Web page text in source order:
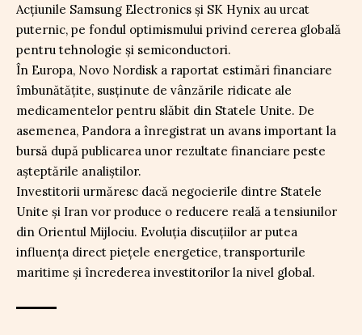
Acțiunile Samsung Electronics și SK Hynix au urcat
puternic, pe fondul optimismului privind cererea globală
pentru tehnologie și semiconductori.
În Europa, Novo Nordisk a raportat estimări financiare
îmbunătățite, susținute de vânzările ridicate ale
medicamentelor pentru slăbit din Statele Unite. De
asemenea, Pandora a înregistrat un avans important la
bursă după publicarea unor rezultate financiare peste
așteptările analiștilor.
Investitorii urmăresc dacă negocierile dintre Statele
Unite și Iran vor produce o reducere reală a tensiunilor
din Orientul Mijlociu. Evoluția discuțiilor ar putea
influența direct piețele energetice, transporturile
maritime și încrederea investitorilor la nivel global.